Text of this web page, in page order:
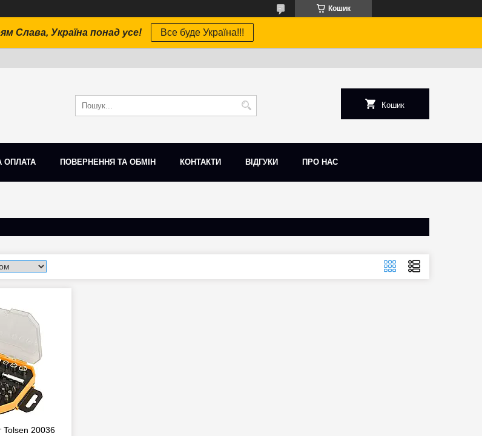
Кошик
Слава, Україна понад усе! Все буде Україна!!!
Кошик
ОПЛАТА ПОВЕРНЕННЯ ТА ОБМІН КОНТАКТИ ВІДГУКИ ПРО НАС
Tolsen 20036